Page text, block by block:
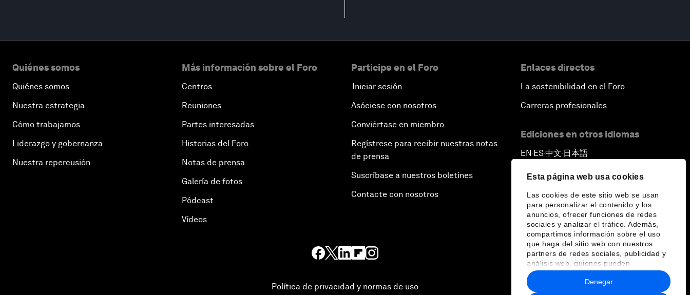
Esta página web usa cookies
Las cookies de este sitio web se usan
para personalizar el contenido y los
anuncios, ofrecer funciones de redes
sociales y analizar el tráfico. Además,
compartimos información sobre el uso
que haga del sitio web con nuestros
partners de redes sociales, publicidad y
análisis web, quienes pueden
combinarla con otra información que les
haya proporcionado o que hayan
recopilado a partir del uso que haya
Denegar
Quiénes somos
Quiénes somos
Nuestra estrategia
Cómo trabajamos
Liderazgo y gobernanza
Nuestra repercusión
Más información sobre el Foro
Centros
Reuniones
Partes interesadas
Historias del Foro
Notas de prensa
Galería de fotos
Pódcast
Vídeos
Participe en el Foro
Iniciar sesión
Asóciese con nosotros
Conviértase en miembro
Regístrese para recibir nuestras notas
de prensa
Suscríbase a nuestros boletines
Contacte con nosotros
Enlaces directos
La sostenibilidad en el Foro
Carreras profesionales
Ediciones en otros idiomas
EN ▪ES▪中文▪ 日本語
Política de privacidad y normas de uso